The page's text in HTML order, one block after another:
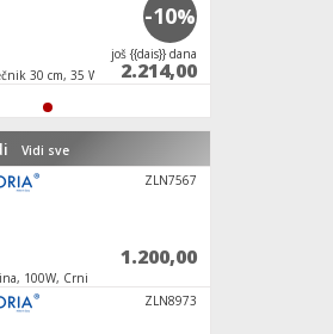
30 cm, 35 W
-10%
јoš {{dais}} dana
2.214,00
Vidi sve
stona, 90 x 33 cm
ZLN4546
1.596,00
ZLN4889